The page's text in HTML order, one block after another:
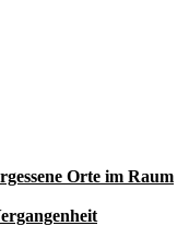
Orte im Raum